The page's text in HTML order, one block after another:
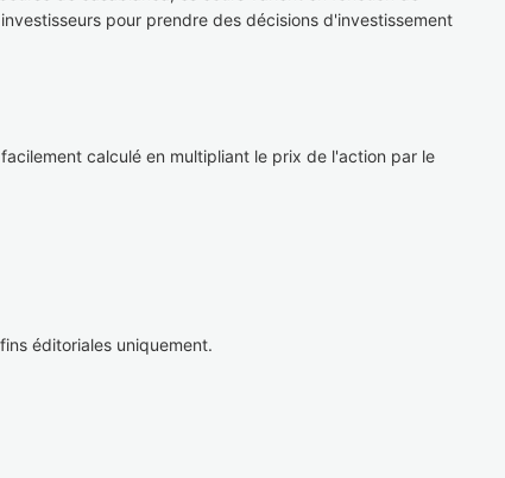
pour prendre des décisions d'investissement
calculé en multipliant le prix de l'action par le
éditoriales uniquement.